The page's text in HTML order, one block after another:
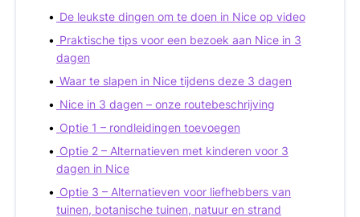
De leukste dingen om te doen in Nice op video
Praktische tips voor een bezoek aan Nice in 3
dagen
Waar te slapen in Nice tijdens deze 3 dagen
Nice in 3 dagen – onze routebeschrijving
Optie 1 – rondleidingen toevoegen
Optie 2 – Alternatieven met kinderen voor 3
dagen in Nice
Optie 3 – Alternatieven voor liefhebbers van
tuinen, botanische tuinen, natuur en strand